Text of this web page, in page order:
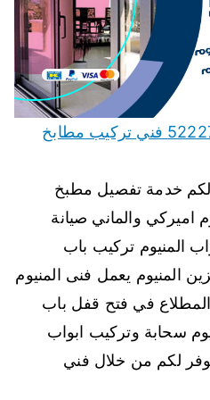
فني المنيوم المطلاع 52227343 فني تركيب مطابخ
لكم خدمة تفصيل مطبخ
اميركي والماني صيانة
المنيوم تركيب باب
المنيوم يعمل فنى المنيوم
في فتح قفل باب
سحابة وتركيب ابواب
لكم من خلال فني